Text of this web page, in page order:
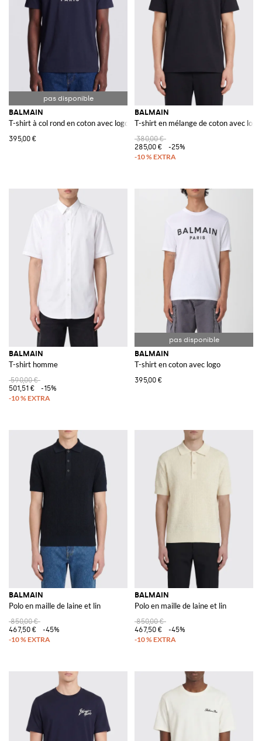
BALMAIN
T-shirt à col rond en coton avec logo
395,00 €
BALMAIN
T-shirt en mélange de coton avec logo
380,00 €
285,00 €
-25%
BALMAIN
T-shirt homme
590,00 €
501,51 €
-15%
BALMAIN
T-shirt en coton avec logo
395,00 €
BALMAIN
Polo en maille de laine et lin
850,00 €
467,50 €
-45%
BALMAIN
Polo en maille de laine et lin
850,00 €
467,50 €
-45%